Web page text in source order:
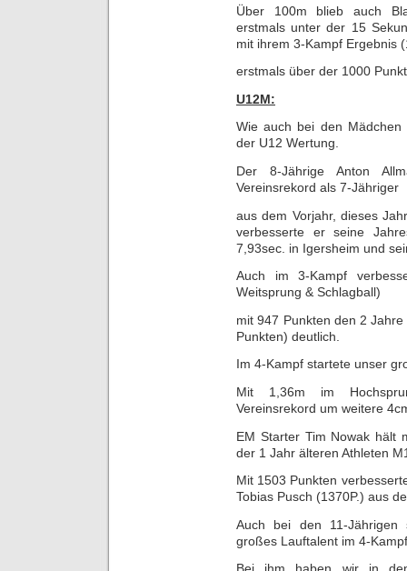
Über 100m blieb auch
erstmals unter der 15
mit ihrem 3-Kampf Ergebnis
erstmals über der 1000
U12M:
Wie auch bei den
der U12 Wertung.
Der 8-Jährige Anton
Vereinsrekord als 7-Jähriger
aus dem Vorjahr, dieses
verbesserte er seine
7,93sec. in Igersheim und
Auch im 3-Kampf
Weitsprung & Schlagball)
mit 947 Punkten den 2
Punkten) deutlich.
Im 4-Kampf startete unser
Mit 1,36m im
Vereinsrekord um weitere
EM Starter Tim Nowak hält
der 1 Jahr älteren Athleten
Mit 1503 Punkten
Tobias Pusch (1370P.) aus
Auch bei den 11-
großes Lauftalent im 4-